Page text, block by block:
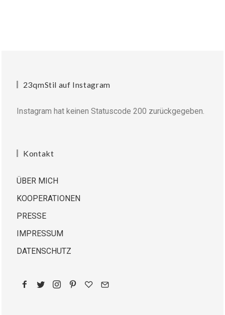
23qmStil auf Instagram
Instagram hat keinen Statuscode 200 zurückgegeben.
Kontakt
ÜBER MICH
KOOPERATIONEN
PRESSE
IMPRESSUM
DATENSCHUTZ